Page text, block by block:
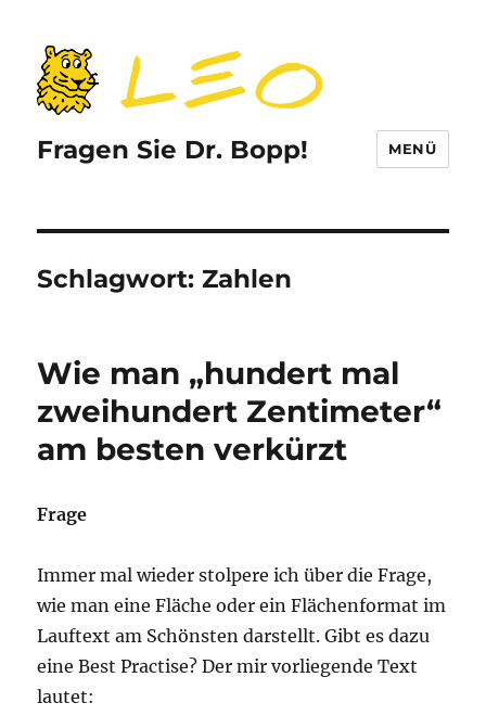
Fragen Sie Dr. Bopp! MENÜ
Schlagwort:Zahlen
Wie man „hundert mal
zweihundert Zentimeter“
am besten verkürzt
Frage
Immer mal wieder stolpere ich über die Frage,
wie man eine Fläche oder ein Flächenformat im
Lauftext am Schönsten darstellt. Gibt es dazu
eine Best Practise? Der mir vorliegende Text
lautet: